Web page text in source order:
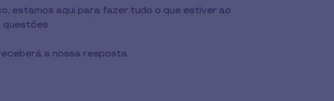
estamos aqui para fazer tudo o que estiver ao
questões.
a nossa resposta.